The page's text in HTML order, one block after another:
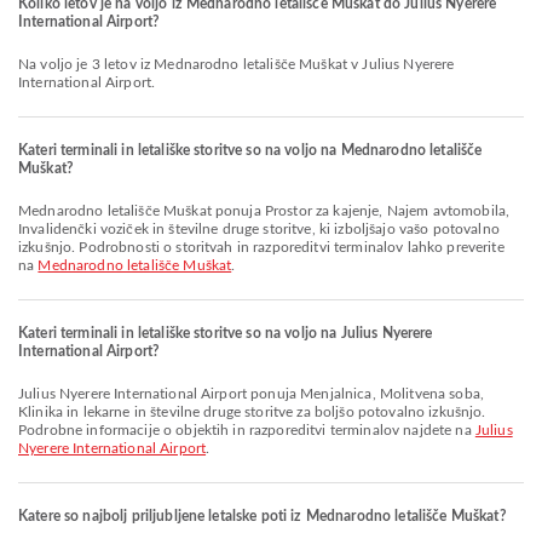
Koliko letov je na voljo iz Mednarodno letališče Muškat do Julius Nyerere
International Airport?
Na voljo je 3 letov iz Mednarodno letališče Muškat v Julius Nyerere
International Airport.
Kateri terminali in letališke storitve so na voljo na Mednarodno letališče
Muškat?
Mednarodno letališče Muškat ponuja Prostor za kajenje, Najem avtomobila,
Invalidenčki voziček in številne druge storitve, ki izboljšajo vašo potovalno
izkušnjo. Podrobnosti o storitvah in razporeditvi terminalov lahko preverite
na Mednarodno letališče Muškat
Kateri terminali in letališke storitve so na voljo na Julius Nyerere
International Airport?
Julius Nyerere International Airport ponuja Menjalnica, Molitvena soba,
Klinika in lekarne in številne druge storitve za boljšo potovalno izkušnjo.
Podrobne informacije o objektih in razporeditvi terminalov najdete na Julius
Nyerere International Airport
Katere so najbolj priljubljene letalske poti iz Mednarodno letališče Muškat?